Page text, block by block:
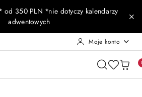
głównej
konto
głównego
produktu
od 350 PLN *nie dotyczy kalendarzy
adwentowych
Moje konto